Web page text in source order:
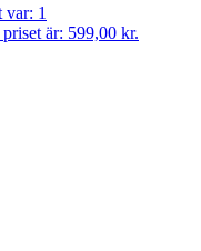
var: 1
är: 599,00 kr.